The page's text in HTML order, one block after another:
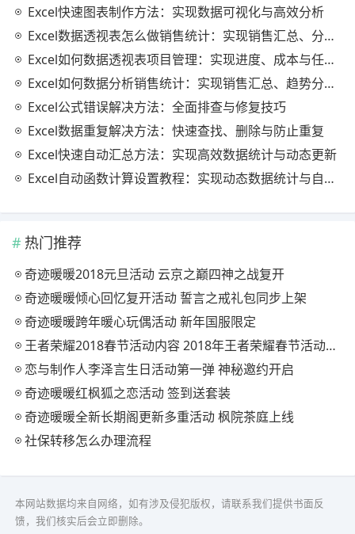
Excel快速图表制作方法：实现数据可视化与高效分析
Excel数据透视表怎么做销售统计：实现销售汇总、分析与动态监控
Excel如何数据透视表项目管理：实现进度、成本与任务的高效分析
Excel如何数据分析销售统计：实现销售汇总、趋势分析与业绩优化
Excel公式错误解决方法：全面排查与修复技巧
Excel数据重复解决方法：快速查找、删除与防止重复
Excel快速自动汇总方法：实现高效数据统计与动态更新
Excel自动函数计算设置教程：实现动态数据统计与自动更新
热门推荐
奇迹暖暖2018元旦活动 云京之巅四神之战复开
奇迹暖暖倾心回忆复开活动 誓言之戒礼包同步上架
奇迹暖暖跨年暖心玩偶活动 新年国服限定
王者荣耀2018春节活动内容 2018年王者荣耀春节活动大全
恋与制作人李泽言生日活动第一弹 神秘邀约开启
奇迹暖暖红枫狐之恋活动 签到送套装
奇迹暖暖全新长期阁更新多重活动 枫院茶庭上线
社保转移怎么办理流程
本网站数据均来自网络，如有涉及侵犯版权，请联系我们提供书面反
馈，我们核实后会立即删除。